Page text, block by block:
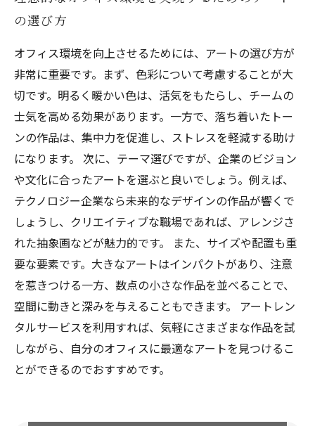
の選び方
オフィス環境を向上させるためには、アートの選び方が
非常に重要です。まず、色彩について考慮することが大
切です。明るく暖かい色は、活気をもたらし、チームの
士気を高める効果があります。一方で、落ち着いたトー
ンの作品は、集中力を促進し、ストレスを軽減する助け
になります。 次に、テーマ選びですが、企業のビジョン
や文化に合ったアートを選ぶと良いでしょう。例えば、
テクノロジー企業なら未来的なデザインの作品が響くで
しょうし、クリエイティブな職場であれば、アレンジさ
れた抽象画などが魅力的です。 また、サイズや配置も重
要な要素です。大きなアートはインパクトがあり、注意
を惹きつける一方、数点の小さな作品を並べることで、
空間に動きと深みを与えることもできます。 アートレン
タルサービスを利用すれば、気軽にさまざまな作品を試
しながら、自分のオフィスに最適なアートを見つけるこ
とができるのでおすすめです。